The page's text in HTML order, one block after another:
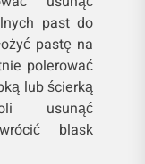
past do
pastę na
polerować
lub ścierką
usunąć
blask